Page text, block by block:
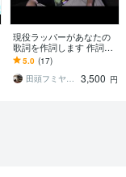
現役ラッパーがあなたの
歌詞を作詞します 作詞実
績100曲以上、音楽歴13年
目
5.0 (17)
田頭フミヤ Rap、映像編集
3,500 円